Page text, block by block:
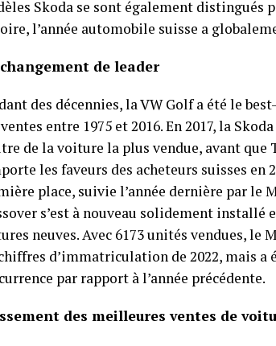
Skoda se sont également distingués
l’année automobile suisse a
de leader
des décennies, la VW Golf a été le
entre 1975 et 2016. En 2017, la
de la voiture la plus vendue, avant que
les faveurs des acheteurs suisses en
place, suivie l’année dernière par le
s’est à nouveau solidement installé
neuves. Avec 6173 unités vendues, le
d’immatriculation de 2022, mais
par rapport à l’année précédente.
des meilleures ventes de